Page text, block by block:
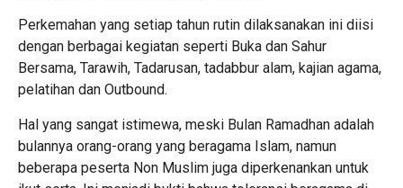
Perkemahan yang setiap tahun rutin dilaksanakan ini diisi
dengan berbagai kegiatan seperti Buka dan Sahur
Bersama, Tarawih, Tadarusan, tadabbur alam, kajian agama,
pelatihan dan Outbound.
Hal yang sangat istimewa, meski Bulan Ramadhan adalah
bulannya orang-orang yang beragama Islam, namun
beberapa peserta Non Muslim juga diperkenankan untuk